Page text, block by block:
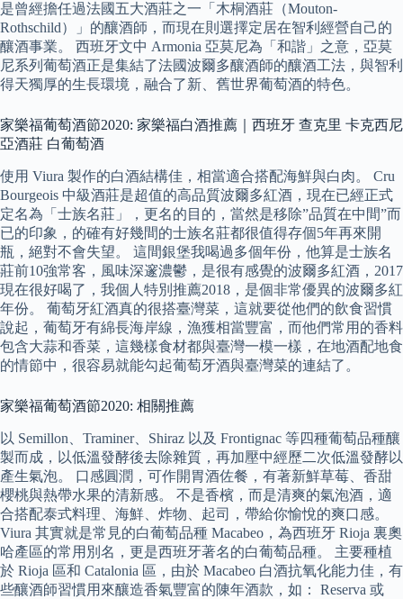
是曾經擔任過法國五大酒莊之一「木桐酒莊（Mouton-
Rothschild）」的釀酒師，而現在則選擇定居在智利經營自己的
釀酒事業。 西班牙文中 Armonia 亞莫尼為「和諧」之意，亞莫
尼系列葡萄酒正是集結了法國波爾多釀酒師的釀酒工法，與智利
得天獨厚的生長環境，融合了新、舊世界葡萄酒的特色。
家樂福葡萄酒節2020: 家樂福白酒推薦｜西班牙 查克里 卡克西尼
亞酒莊 白葡萄酒
使用 Viura 製作的白酒結構佳，相當適合搭配海鮮與白肉。 Cru
Bourgeois 中級酒莊是超值的高品質波爾多紅酒，現在已經正式
定名為「士族名莊」，更名的目的，當然是移除”品質在中間”而
已的印象，的確有好幾間的士族名莊都很值得存個5年再來開
瓶，絕對不會失望。 這間銀堡我喝過多個年份，他算是士族名
莊前10強常客，風味深邃濃鬱，是很有感覺的波爾多紅酒，2017
現在很好喝了，我個人特別推薦2018，是個非常優異的波爾多紅
年份。 葡萄牙紅酒真的很搭臺灣菜，這就要從他們的飲食習慣
說起，葡萄牙有綿長海岸線，漁獲相當豐富，而他們常用的香料
包含大蒜和香菜，這幾樣食材都與臺灣一模一樣，在地酒配地食
的情節中，很容易就能勾起葡萄牙酒與臺灣菜的連結了。
家樂福葡萄酒節2020: 相關推薦
以 Semillon、Traminer、Shiraz 以及 Frontignac 等四種葡萄品種釀
製而成，以低溫發酵後去除雜質，再加壓中經歷二次低溫發酵以
產生氣泡。 口感圓潤，可作開胃酒佐餐，有著新鮮草莓、香甜
櫻桃與熱帶水果的清新感。 不是香檳，而是清爽的氣泡酒，適
合搭配泰式料理、海鮮、炸物、起司，帶給你愉悅的爽口感。
Viura 其實就是常見的白葡萄品種 Macabeo，為西班牙 Rioja 裏奧
哈產區的常用別名，更是西班牙著名的白葡萄品種。 主要種植
於 Rioja 區和 Catalonia 區，由於 Macabeo 白酒抗氧化能力佳，有
些釀酒師習慣用來釀造香氣豐富的陳年酒款，如： Reserva 或